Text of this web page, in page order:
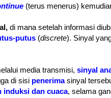
(terus menerus)
di mana setelah informasi
putus (discrete). Sinyal
media transmisi, sinyal
di sisi penerimasinyal
induksi dan cuaca, selama